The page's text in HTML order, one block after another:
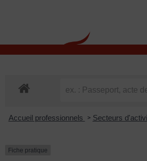
Accueil professionnels > Secteurs
Fiche pratique